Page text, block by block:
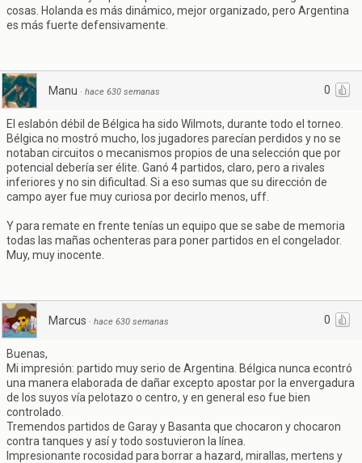
cosas. Holanda es más dinámico, mejor organizado, pero Argentina
es más fuerte defensivamente.
0
Manu · hace 630 semanas
El eslabón débil de Bélgica ha sido Wilmots, durante todo el torneo.
Bélgica no mostró mucho, los jugadores parecían perdidos y no se
notaban circuitos o mecanismos propios de una selección que por
potencial debería ser élite. Ganó 4 partidos, claro, pero a rivales
inferiores y no sin dificultad. Si a eso sumas que su dirección de
campo ayer fue muy curiosa por decirlo menos, uff.
Y para remate en frente tenías un equipo que se sabe de memoria
todas las mañas ochenteras para poner partidos en el congelador.
Muy, muy inocente.
0
Marcus · hace 630 semanas
Buenas,
Mi impresión: partido muy serio de Argentina. Bélgica nunca econtró
una manera elaborada de dañar excepto apostar por la envergadura
de los suyos vía pelotazo o centro, y en general eso fue bien
controlado.
Tremendos partidos de Garay y Basanta que chocaron y chocaron
contra tanques y así y todo sostuvieron la línea.
Impresionante rocosidad para borrar a hazard, mirallas, mertens y